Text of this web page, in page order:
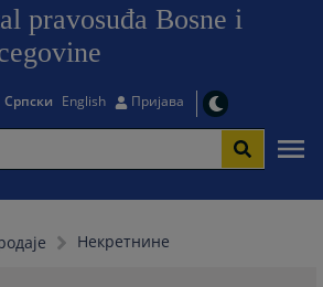
pravosuđa Bosne i
Српски English Пријава
Некретнине